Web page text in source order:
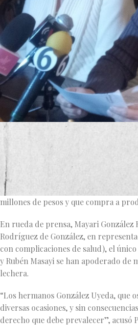
Lo que se ha convertido en una
la relación familiar, es la lucha por
Guadalajara.
Una empresa que inició actividades
millones de pesos y que compra a
En rueda de prensa, Mayari González
Rodríguez de González, en
con complicaciones de salud), el
y Rubén Masayi se han apoderado
lechera.
“Los hermanos González Uyeda,
diversas ocasiones, y sin
derecho que debe prevalecer”, acusó